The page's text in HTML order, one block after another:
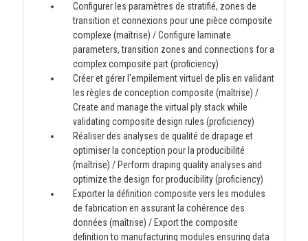
Configurer les paramètres de stratifié, zones de
transition et connexions pour une pièce composite
complexe (maîtrise) / Configure laminate
parameters, transition zones and connections for a
complex composite part (proficiency)
Créer et gérer l'empilement virtuel de plis en validant
les règles de conception composite (maîtrise) /
Create and manage the virtual ply stack while
validating composite design rules (proficiency)
Réaliser des analyses de qualité de drapage et
optimiser la conception pour la producibilité
(maîtrise) / Perform draping quality analyses and
optimize the design for producibility (proficiency)
Exporter la définition composite vers les modules
de fabrication en assurant la cohérence des
données (maîtrise) / Export the composite
definition to manufacturing modules ensuring data